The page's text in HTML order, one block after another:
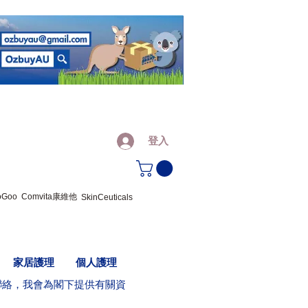
登入
Comvita康維他 SkinCeuticals
家居護理 個人護理
，我會為閣下提供有關資